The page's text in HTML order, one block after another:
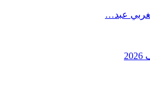
عبد…